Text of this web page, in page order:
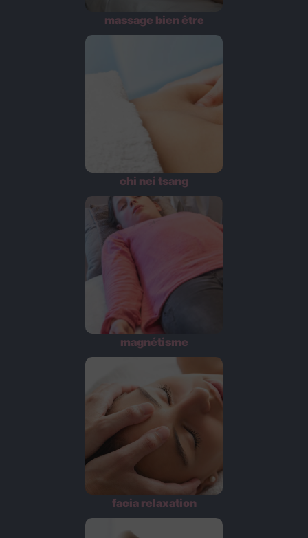
massage bien être
chi nei tsang
magnétisme
facia relaxation